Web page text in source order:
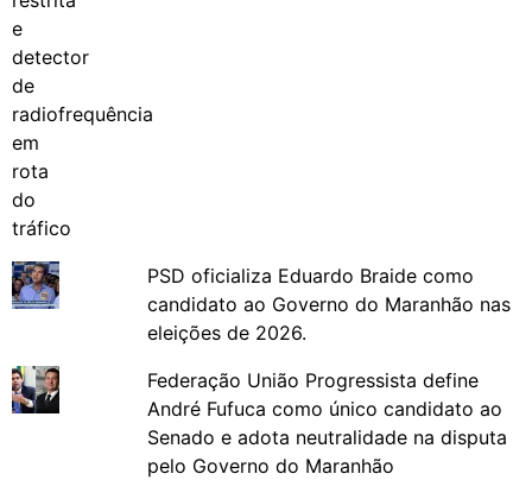
PSD oficializa Eduardo Braide como
candidato ao Governo do Maranhão nas
eleições de 2026.
Federação União Progressista define
André Fufuca como único candidato ao
Senado e adota neutralidade na disputa
pelo Governo do Maranhão